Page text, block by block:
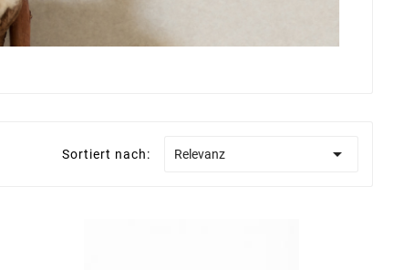
Sortiert nach: Relevanz 